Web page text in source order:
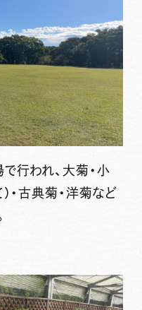
行われ、大菊・小
・古典菊・洋菊など